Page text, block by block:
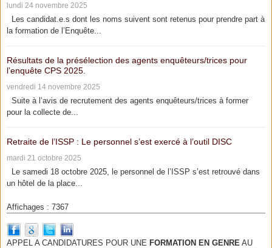
lundi 24 novembre 2025
Les candidat.e.s dont les noms suivent sont retenus pour prendre part à
la formation de l’Enquête...
Résultats de la présélection des agents enquêteurs/trices pour
l’enquête CPS 2025.
vendredi 14 novembre 2025
Suite à l’avis de recrutement des agents enquêteurs/trices à former
pour la collecte de...
Retraite de l’ISSP : Le personnel s’est exercé à l’outil DISC
mardi 21 octobre 2025
Le samedi 18 octobre 2025, le personnel de l’ISSP s’est retrouvé dans
un hôtel de la place...
Affichages : 7367
APPEL A CANDIDATURES POUR UNE FORMATION EN GENRE AU